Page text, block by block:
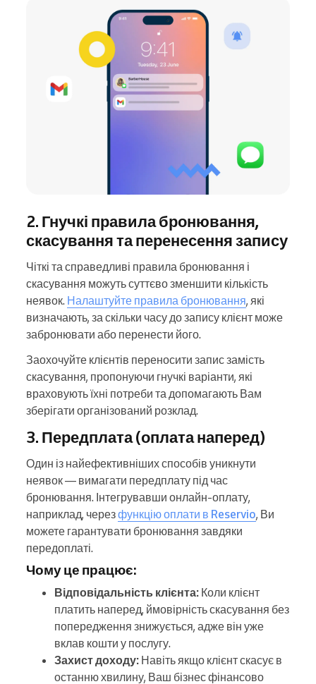
2. Гнучкі правила бронювання,
скасування та перенесення запису
Чіткі та справедливі правила бронювання і
скасування можуть суттєво зменшити кількість
неявок. Налаштуйте правила бронювання, які
визначають, за скільки часу до запису клієнт може
забронювати або перенести його.
Заохочуйте клієнтів переносити запис замість
скасування, пропонуючи гнучкі варіанти, які
враховують їхні потреби та допомагають Вам
зберігати організований розклад.
3. Передплата (оплата наперед)
Один із найефективніших способів уникнути
неявок — вимагати передплату під час
бронювання. Інтегрувавши онлайн-оплату,
наприклад, черезфункцію оплати в Reservio, Ви
можете гарантувати бронювання завдяки
передоплаті.
Чому це працює:
Відповідальність клієнта: Коли клієнт
платить наперед, ймовірність скасування без
попередження знижується, адже він уже
вклав кошти у послугу.
Захист доходу: Навіть якщо клієнт скасує в
останню хвилину, Ваш бізнес фінансово